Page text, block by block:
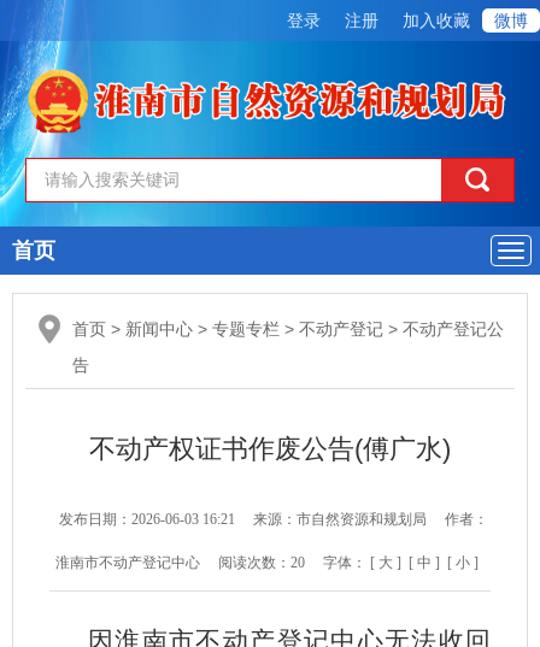
登录 注册 加入收藏 微博
导
航
首页
首页 > 新闻中心 > 专题专栏 > 不动产登记 > 不动产登记公
告
不动产权证书作废公告(傅广水)
发布日期：2026-06-03 16:21 来源：市自然资源和规划局 作者：
淮南市不动产登记中心 阅读次数： 20 字体： [ 大 ] [ 中 ] [ 小 ]
因淮南市不动产登记中心无法收回